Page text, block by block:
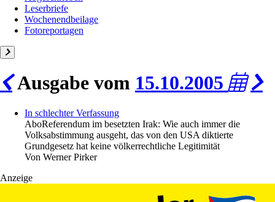
Leserbriefe
Wochenendbeilage
Fotoreportagen
Ausgabe vom 15.10.2005
In schlechter Verfassung
AboReferendum im besetzten Irak: Wie auch immer die
Volksabstimmung ausgeht, das von den USA diktierte
Grundgesetz hat keine völkerrechtliche Legitimität
Von Werner Pirker
Anzeige